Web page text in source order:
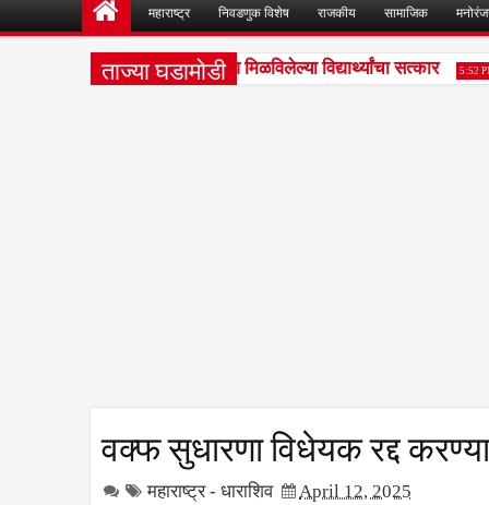
महाराष्ट्र निवडणुक विशेष राजकीय सामाजिक
ताज्या घडामोडी
शिष्यवर्ती परीक्षेत यश मिळविलेल्या विद्यार्थ्यांचा सत्कार 5:52 PM
वक्फ सुधारणा विधेयक रद्द
महाराष्ट्र - धाराशिव April 12, 2025